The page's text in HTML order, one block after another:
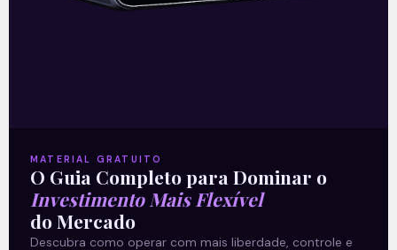
O risco aumentou, mas as
MATERIAL GRATUITO
O Guia Completo para Dominar o
Investimento Mais Flexível
do Mercado
Descubra como operar com mais liberdade, controle e